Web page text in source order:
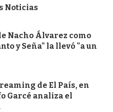
Noticias
Nacho Álvarez como
y Seña" la llevó "a un
de El País, en
Garcé analiza el